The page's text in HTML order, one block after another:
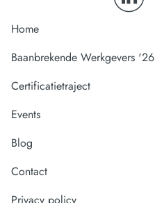
Home
Baanbrekende Werkgevers '26
Certificatietraject
Events
Blog
Contact